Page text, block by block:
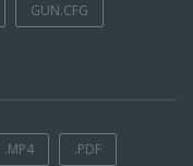
GUN.CFG
.MP4 .PDF